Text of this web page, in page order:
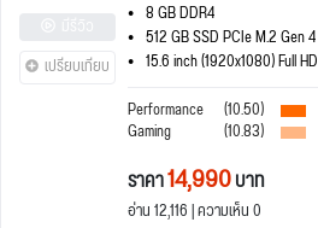
เปรียบเทียบ
8 GB DDR4
512 GB SSD PCIe M.2 Gen 4
15.6 inch (1920x1080) Full HD
Performance
(10.50)
Gaming (10.83)
ราคา14,990บาท
อ่าน 12,116 | ความเห็น 0